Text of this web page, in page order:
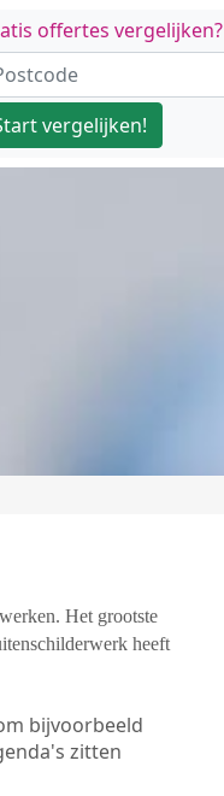
offertes vergelijken?
vergelijken!
Het grootste
heeft
bijvoorbeeld
zitten